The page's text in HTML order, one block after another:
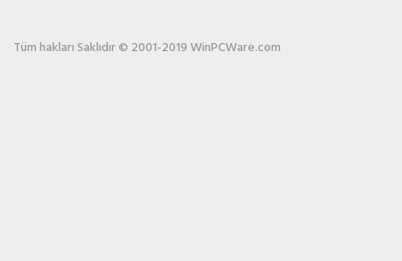
Tüm hakları Saklıdır © 2001-2019 WinPCWare.com